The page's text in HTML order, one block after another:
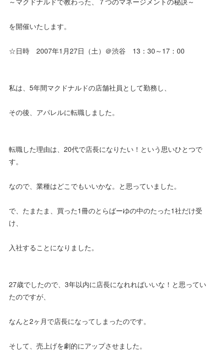
を開催いたします。
☆日時 2007年1月27日（土）＠渋谷 13：30～17：00
私は、5年間マクドナルドの店舗社員として勤務し、
その後、アパレルに転職しました。
転職した理由は、20代で店長になりたい！という思いひとつで
す。
なので、業種はどこでもいいかな。と思っていました。
で、たまたま、買った1冊のとらばーゆの中のたった1社だけ受
け、
入社することになりました。
27歳でしたので、3年以内に店長になれればいいな！と思ってい
たのですが、
なんと2ヶ月で店長になってしまったのです。
そして、売上げを劇的にアップさせました。